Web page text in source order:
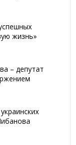
жизнь»
– депутат